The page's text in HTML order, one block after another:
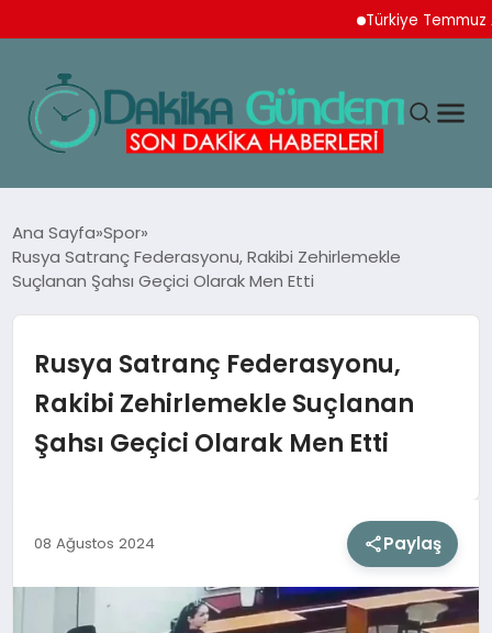
Türkiye Temmuz Ayı
TEKNOLOJI
SPOR
YAŞAM
SIYASET
Ana Sayfa Spor
Rusya Satranç Federasyonu, Rakibi Zehirlemekle
Suçlanan Şahsı Geçici Olarak Men Etti
Rusya Satranç Federasyonu,
Rakibi Zehirlemekle Suçlanan
Şahsı Geçici Olarak Men Etti
08 Ağustos 2024 Paylaş